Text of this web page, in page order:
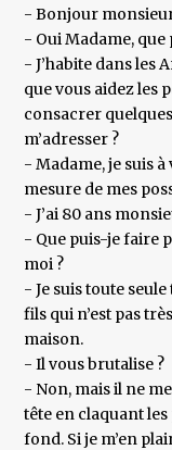
- Bonjour monsieur,
- Oui Madame,
- J’habite dans les
que vous aidez les
consacrer
m’adresser ?
- Madame, je suis
mesure de mes
- J’ai 80 ans
- Que puis-je faire
moi ?
- Je suis toute
fils qui n’est pas
maison.
- Il vous brutalise ?
- Non, mais il ne
tête en claquant
fond. Si je m’en